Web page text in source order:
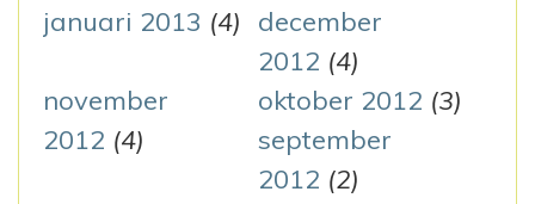
januari 2013 (4)
december
2012 (4)
november
2012 (4)
oktober 2012 (3)
september
2012 (2)